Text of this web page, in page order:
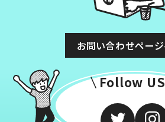
お問い合わせペー
Follow